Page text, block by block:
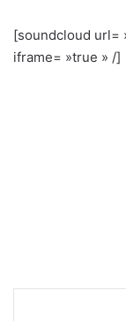
[soundcloud url=
iframe= »true » /]